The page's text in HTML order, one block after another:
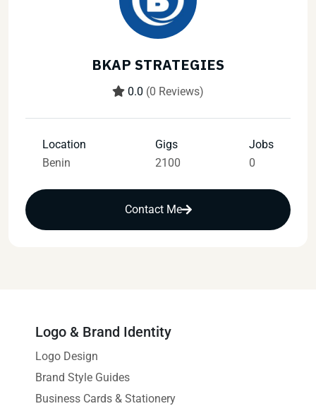
BKAP STRATEGIES
0.0 (0 Reviews)
Location
Benin
Gigs
2100
Jobs
0
Contact Me
Logo & Brand Identity
Logo Design
Brand Style Guides
Business Cards & Stationery